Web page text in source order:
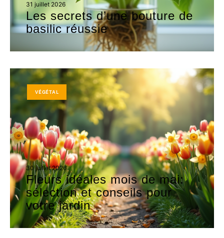
31 juillet 2026
Les secrets d’une bouture de
basilic réussie
VÉGÉTAL
30 juillet 2026
Fleurs idéales mois de mai:
sélection et conseils pour
votre jardin